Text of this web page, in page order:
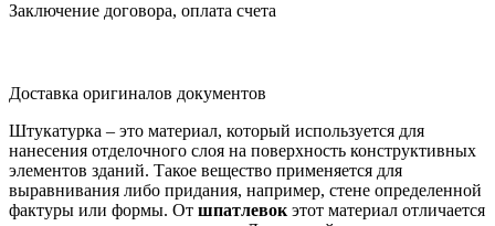
Заключение договора, оплата счета
Доставка оригиналов документов
Штукатурка – это материал, который используется для
нанесения отделочного слоя на поверхность конструктивных
элементов зданий. Такое вещество применяется для
выравнивания либо придания, например, стене определенной
фактуры или формы. От шпатлевок этот материал отличается